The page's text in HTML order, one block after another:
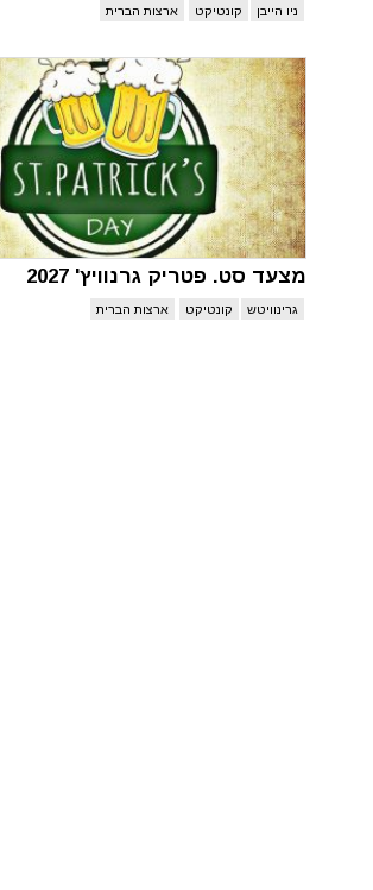
ניו הייבן קונטיקט ארצות הברית
מצעד סט. פטריק גרנוויץ' 2027
גרינוויטש קונטיקט ארצות הברית